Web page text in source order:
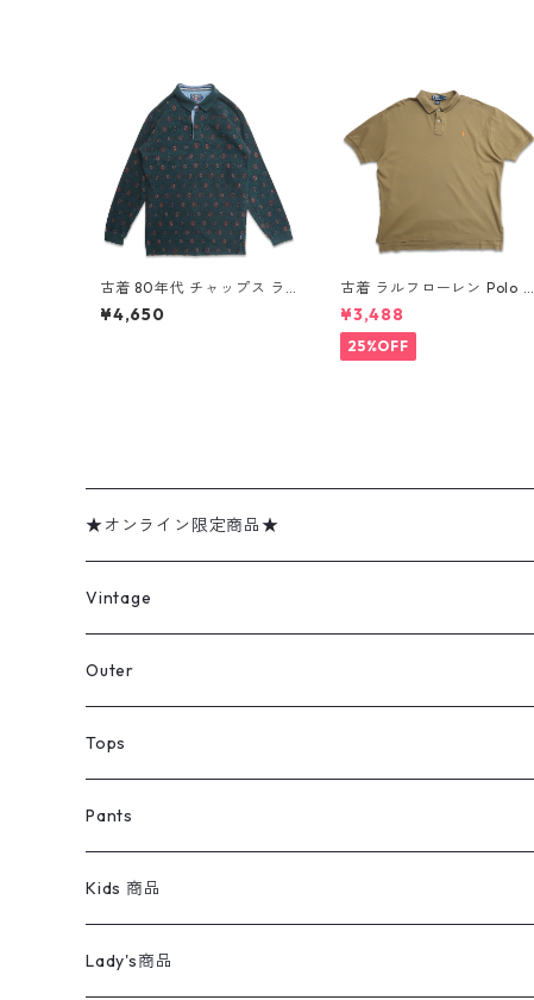
古着 80年代 チャップス ラ
ルフローレン CHAPS RALP
H LAUREN 総柄 長袖 ポロシ
¥4,650
古着 ラルフローレン Polo R
alph Lauren 半袖 天竺 ポロ
シャツ ワンポイント ブラウ
ン系 表記：XL gd410385n
w60805
¥3,488
25%OFF
★オンライン限定商品★
ミリタリーデッドストック
アウター
デニムジャケット
ミリタリージャケット
トップス
半袖シャツ
長袖シャツ
パンツ
デニムパンツ
ミリタリーパンツ
レディース
アウター
キッズ
Vintage
Jacket
Tee
Sweat Shirts
REVERSE WEAVE
Pants
Shirts
Outer
コート
デニムジャケット
ミリタリージャケット
スウィングトップ
Tops
Tシャツ
長袖シャツ
ブランドシャツ
半袖シャツ
Pants
デニムパンツ
501,505
ミリタリーパンツ
Kids 商品
Vintage
Lady's商品